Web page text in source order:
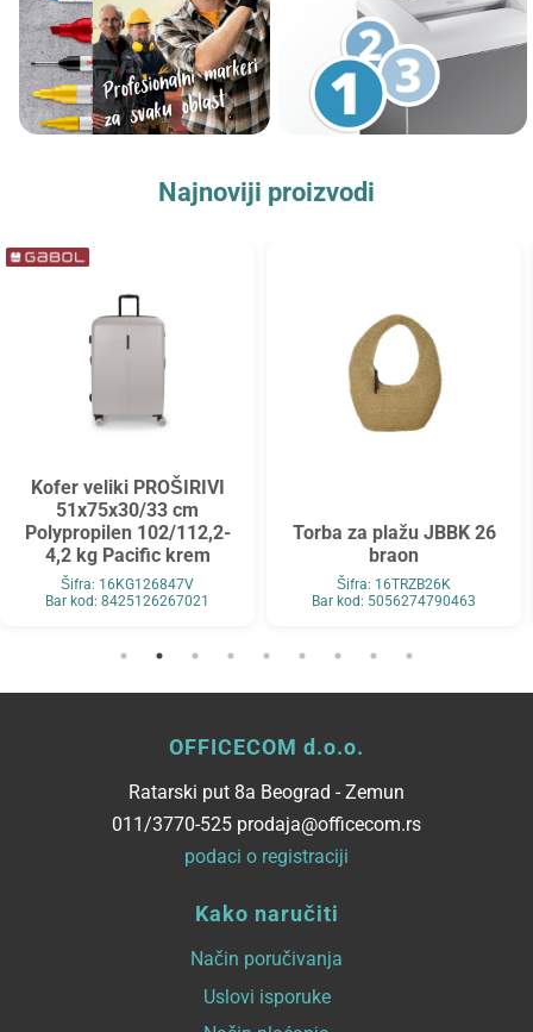
Najnoviji proizvodi
Kofer veliki PROŠIRIVI
51x75x30/33 cm
Polypropilen 102/112,2-
4,2 kg Pacific krem
Šifra: 16KG126847V
Bar kod: 8425126267021
Torba za plažu JBBK 26
braon
Šifra: 16TRZB26K
Bar kod: 5056274790463
OFFICECOM d.o.o.
Ratarski put 8a Beograd - Zemun
011/3770-525 prodaja@officecom.rs
podaci o registraciji
Kako naručiti
Način poručivanja
Uslovi isporuke